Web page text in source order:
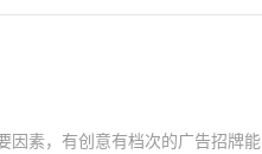
因素，有创意有档次的广告招牌能